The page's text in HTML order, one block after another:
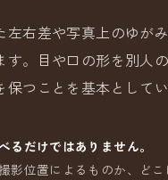
左右差や写真上のゆが
。目や口の形を別人
つことを基本としてい
るだけではありません。
影位置によるものか、ど